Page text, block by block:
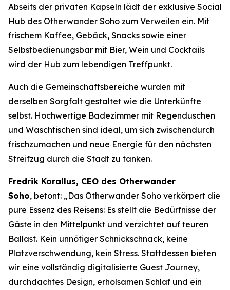
Abseits der privaten Kapseln lädt der exklusive Social
Hub des Otherwander Soho zum Verweilen ein. Mit
frischem Kaffee, Gebäck, Snacks sowie einer
Selbstbedienungsbar mit Bier, Wein und Cocktails
wird der Hub zum lebendigen Treffpunkt.
Auch die Gemeinschaftsbereiche wurden mit
derselben Sorgfalt gestaltet wie die Unterkünfte
selbst. Hochwertige Badezimmer mit Regenduschen
und Waschtischen sind ideal, um sich zwischendurch
frischzumachen und neue Energie für den nächsten
Streifzug durch die Stadt zu tanken.
Fredrik Korallus, CEO des Otherwander
Soho, betont: „Das Otherwander Soho verkörpert die
pure Essenz des Reisens: Es stellt die Bedürfnisse der
Gäste in den Mittelpunkt und verzichtet auf teuren
Ballast. Kein unnötiger Schnickschnack, keine
Platzverschwendung, kein Stress. Stattdessen bieten
wir eine vollständig digitalisierte Guest Journey,
durchdachtes Design, erholsamen Schlaf und ein